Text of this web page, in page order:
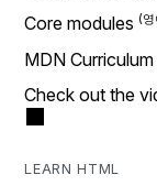
Core modules
MDN Curriculum
Check out the
LEARN HTML